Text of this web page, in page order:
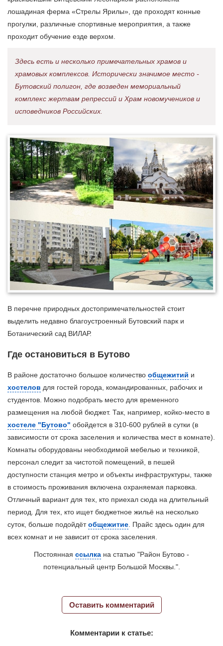
лошадиная ферма «Стрелы Ярилы», где проходят конные
прогулки, различные спортивные мероприятия, а также
проходит обучение езде верхом.
Здесь есть и несколько примечательных храмов и
храмовых комплексов. Исторически значимое место -
Бутовский полигон, где возведен мемориальный
комплекс жертвам репрессий и Храм новомучеников и
исповедников Российских.
В перечне природных достопримечательностей стоит
выделить недавно благоустроенный Бутовский парк и
Ботанический сад ВИЛАР.
Где остановиться в Бутово
В районе достаточно большое количество общежитий и
хостелов для гостей города, командированных, рабочих и
студентов. Можно подобрать место для временного
размещения на любой бюджет. Так, например, койко-место в
хостеле "Бутово" обойдется в 310-600 рублей в сутки (в
зависимости от срока заселения и количества мест в комнате).
Комнаты оборудованы необходимой мебелью и техникой,
персонал следит за чистотой помещений, в пешей
доступности станция метро и объекты инфраструктуры, также
в стоимость проживания включена охраняемая парковка.
Отличный вариант для тех, кто приехал сюда на длительный
период. Для тех, кто ищет бюджетное жильё на несколько
суток, больше подойдётобщежитие . Прайс здесь один для
всех комнат и не зависит от срока заселения.
Постоянная ссылка на статью "Район Бутово -
потенциальный центр Большой Москвы.".
Оставить комментарий
Комментарии к статье: